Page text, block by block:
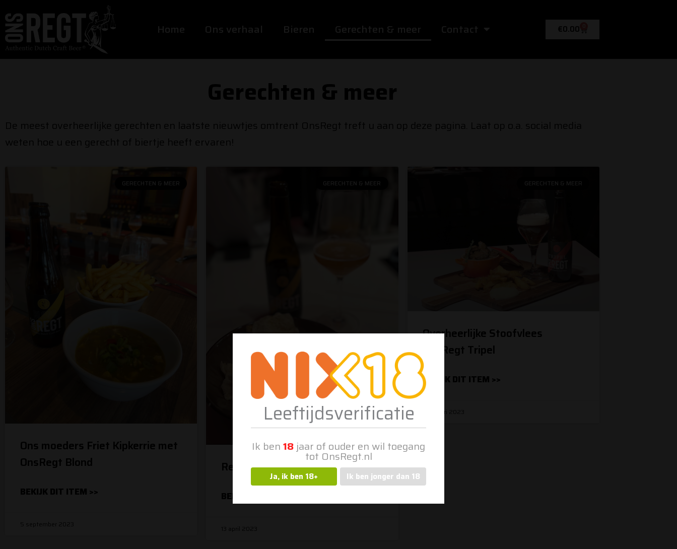
naar
de
Home Ons verhaal Bieren Gerechten & meer Contact €0.00 Winkelwagen
GERECHTEN & MEER
Ons moeders Friet Kipkerrie met
OnsRegt Blond
BEKIJK DIT ITEM >>
5 september 2023
GERECHTEN & MEER
Rendang OnsRegt Blond
BEKIJK DIT ITEM >>
13 april 2023
GERECHTEN & MEER
Overheerlijke Stoofvlees
OnsRegt Tripel
BEKIJK DIT ITEM >>
5 januari 2023
Leeftijdsverificatie
Ik ben18 jaar of ouder en wil toegang
tot OnsRegt.nl
Ja, ik ben 18+ Ik ben jonger dan 18